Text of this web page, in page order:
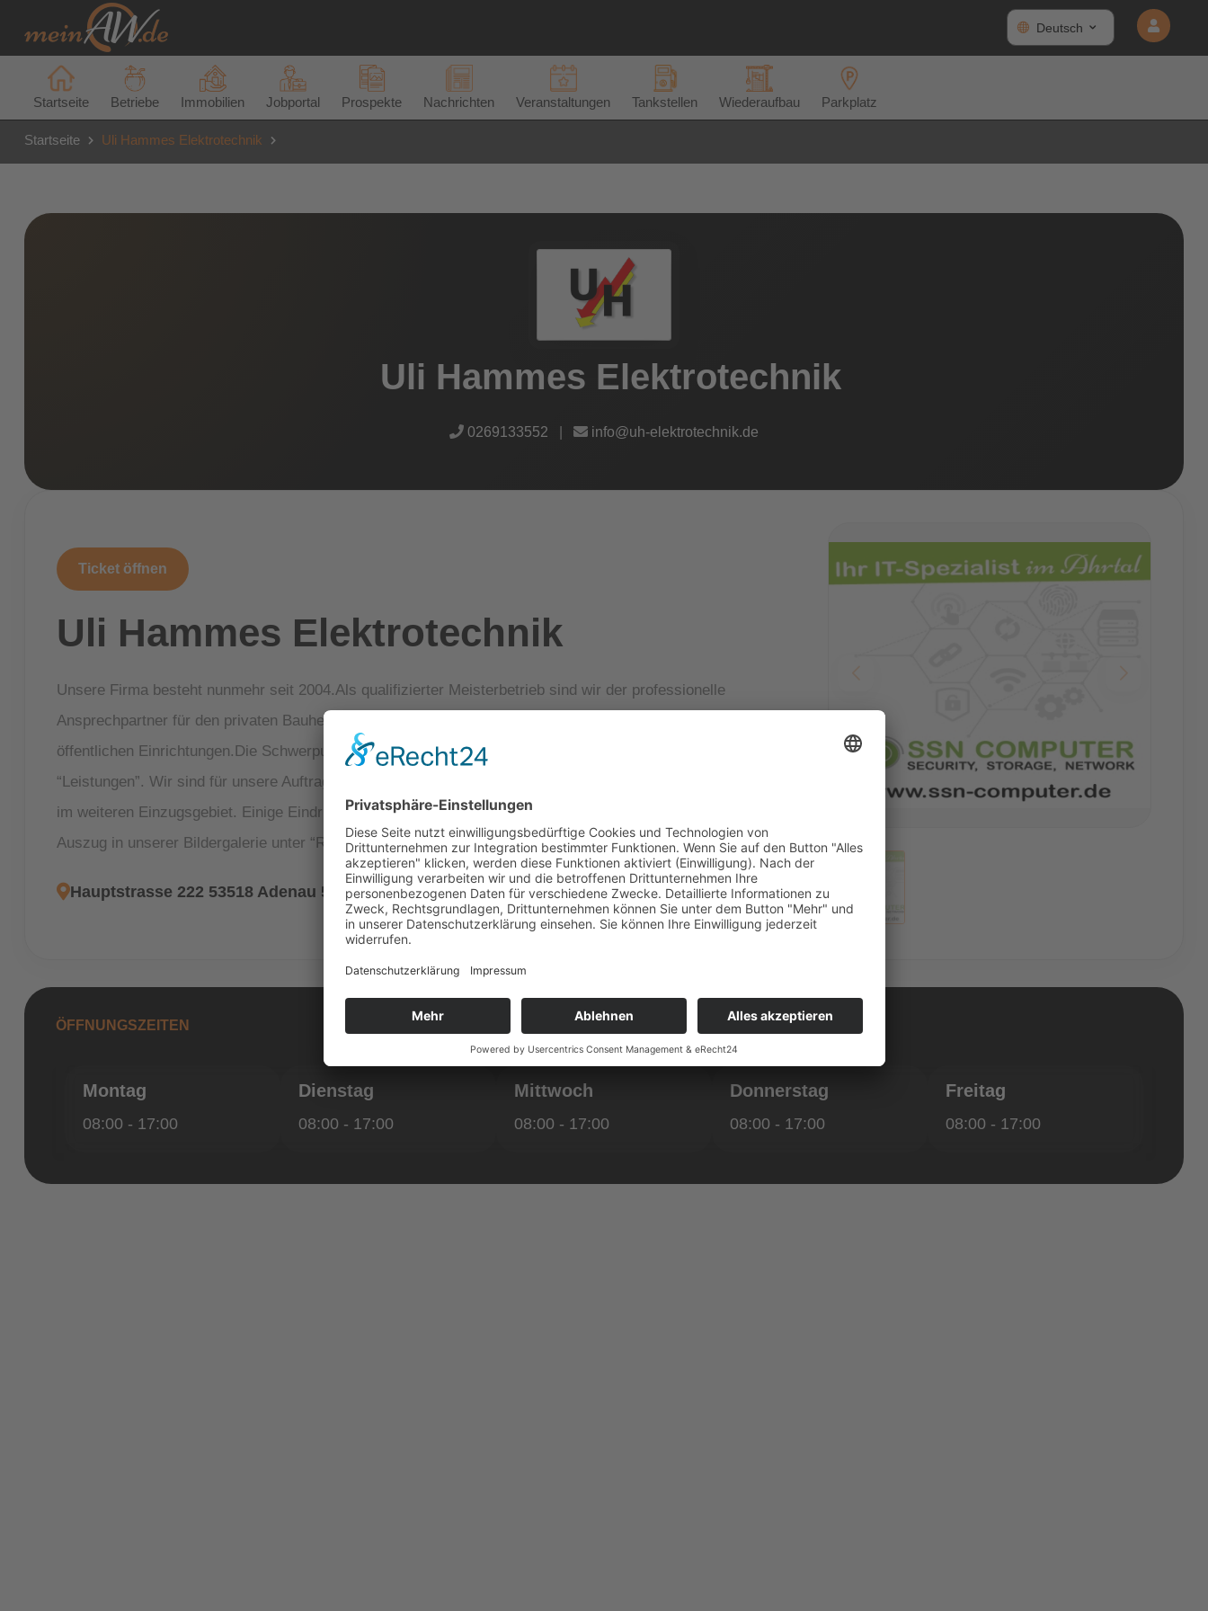
Deutsch
Startseite Betriebe Immobilien Jobportal Prospekte Nachrichten Veranstaltungen Tankstellen Wiederaufbau Parkplatz
Startseite Uli Hammes Elektrotechnik
Uli Hammes Elektrotechnik
0269133552 info@uh-elektrotechnik.de
Ticket öffnen
Uli Hammes Elektrotechnik
Unsere Firma besteht nunmehr seit 2004.Als qualifizierter Meisterbetrieb sind wir der professionelle
Ansprechpartner für den privaten Bauherrn und Hausbesitzer, wie auch für Architekten, Bau-träger, Firmen und die
öffentlichen Einrichtungen.Die Schwerpunkte unserer Tätigkeiten entnehmen Sie bitte dem Unterpunkt
“Leistungen”. Wir sind für unsere Auftraggeber nicht nur im hiesigen Groß-raum tätig, sondern darüber hinaus auch
im weiteren Einzugsgebiet. Einige Eindrücke unseres handwerklichen Könnens zeigen wir Ihnen in einemkleinen
Auszug in unserer Bildergalerie unter “ReferenzMehr lesen
Hauptstrasse 222 53518 Adenau 53518 Adenau• Verfügbar umHeute - Abgeschlossen
ÖFFNUNGSZEITEN
Montag
08:00 - 17:00
Dienstag
08:00 - 17:00
Mittwoch
08:00 - 17:00
Donnerstag
08:00 - 17:00
Freitag
08:00 - 17:00